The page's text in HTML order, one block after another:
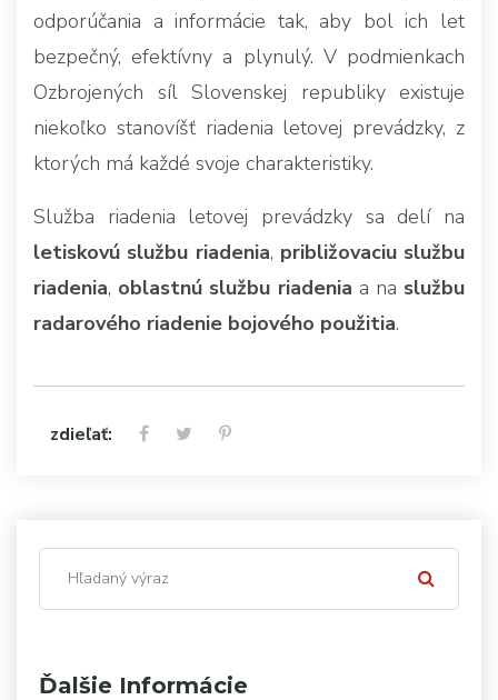
Ďalšie Informácie
odporúčania a informácie tak, aby bol ich let
bezpečný, efektívny a plynulý. V podmienkach
Ozbrojených síl Slovenskej republiky existuje
niekoľko stanovíšť riadenia letovej prevádzky, z
ktorých má každé svoje charakteristiky.
Služba riadenia letovej prevádzky sa delí na
letiskovú službu riadenia, približovaciu službu
riadenia, oblastnú službu riadenia a na službu
radarového riadenie bojového použitia.
zdieľať: